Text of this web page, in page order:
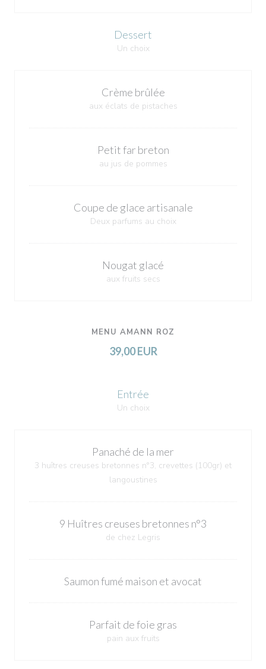
Dessert
Un choix
Crème brûlée
aux éclats de pistaches
Petit far breton
au jus de pommes
Coupe de glace artisanale
Deux parfums au choix
Nougat glacé
aux fruits secs
MENU AMANN ROZ
39,00 EUR
Entrée
Un choix
Panaché de la mer
3 huîtres creuses bretonnes n°3, crevettes (100gr) et
langoustines
9 Huîtres creuses bretonnes n°3
de chez Legris
Saumon fumé maison et avocat
Parfait de foie gras
pain aux fruits